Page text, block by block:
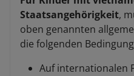
Staatsangehörigkeit,
oben genannten
die folgenden
Auf internationalen